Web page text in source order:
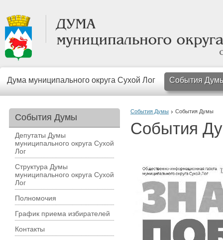
Дума муниципального округа Сухой Лог События
События Думы События Думы
События
События Думы
Депутаты Думы
муниципального округа Сухой
Лог
Структура Думы
муниципального округа Сухой
Лог
Полномочия
График приема избирателей
Контакты